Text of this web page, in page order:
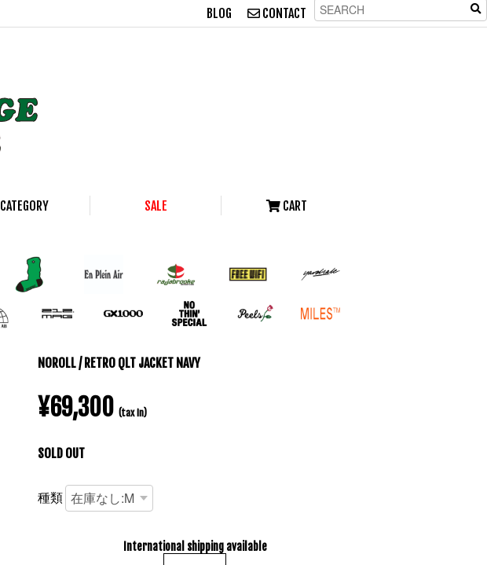
BLOG CONTACT
CATEGORY SALE CART
NOROLL / RETRO QLT JACKET NAVY
¥69,300 (tax in)
SOLD OUT
種類
International shipping available